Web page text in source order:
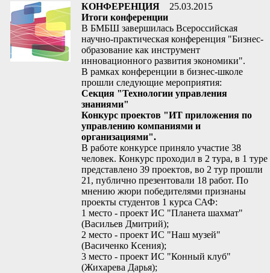
КОНФЕРЕНЦИЯ
25.03.2015
Итоги конференции
В БМБШ завершилась Всероссийская
научно-практическая конференция "Бизнес-
образование как инструмент
инновационного развития экономики".
В рамках конференции в бизнес-школе
прошли следующие мероприятия:
Секция "Технологии управления
знаниями"
Конкурс проектов "ИТ приложения по
управлению компаниями и
организациями".
В работе конкурсе приняло участие 38
человек. Конкурс проходил в 2 тура, в 1 туре
представлено 39 проектов, во 2 тур прошли
21, публично презентовали 18 работ. По
мнению жюри победителями признаны
проекты студентов 1 курса САФ:
1 место - проект ИС "Планета шахмат"
(Васильев Дмитрий);
2 место - проект ИС "Наш музей"
(Васиченко Ксения);
3 место - проект ИС "Конный клуб"
(Жихарева Дарья);